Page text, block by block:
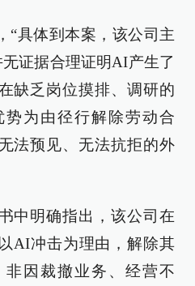
“具体到本案，该公司主
证据合理证明AI产生了
缺乏岗位摸排、调研的
为由径行解除劳动合
法预见、无法抗拒的外
中明确指出，该公司在
AI冲击为理由，解除其
因裁撤业务、经营不